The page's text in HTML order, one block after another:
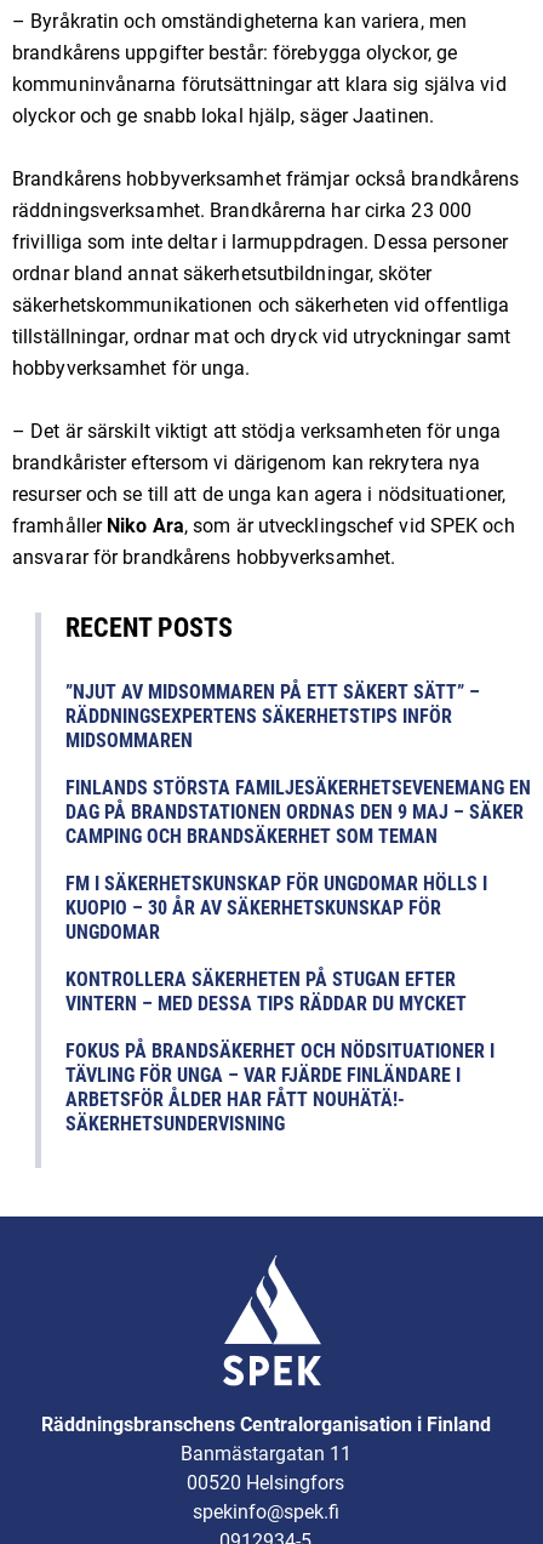
– Byråkratin och omständigheterna kan variera, men
brandkårens uppgifter består: förebygga olyckor, ge
kommuninvånarna förutsättningar att klara sig själva vid
olyckor och ge snabb lokal hjälp, säger Jaatinen.
Brandkårens hobbyverksamhet främjar också brandkårens
räddningsverksamhet. Brandkårerna har cirka 23 000
frivilliga som inte deltar i larmuppdragen. Dessa personer
ordnar bland annat säkerhetsutbildningar, sköter
säkerhetskommunikationen och säkerheten vid offentliga
tillställningar, ordnar mat och dryck vid utryckningar samt
hobbyverksamhet för unga.
– Det är särskilt viktigt att stödja verksamheten för unga
brandkårister eftersom vi därigenom kan rekrytera nya
resurser och se till att de unga kan agera i nödsituationer,
framhåller Niko Ara, som är utvecklingschef vid SPEK och
ansvarar för brandkårens hobbyverksamhet.
RECENT POSTS
”NJUT AV MIDSOMMAREN PÅ ETT SÄKERT SÄTT” –
RÄDDNINGSEXPERTENS SÄKERHETSTIPS INFÖR
MIDSOMMAREN
FINLANDS STÖRSTA FAMILJESÄKERHETSEVENEMANG EN
DAG PÅ BRANDSTATIONEN ORDNAS DEN 9 MAJ – SÄKER
CAMPING OCH BRANDSÄKERHET SOM TEMAN
FM I SÄKERHETSKUNSKAP FÖR UNGDOMAR HÖLLS I
KUOPIO – 30 ÅR AV SÄKERHETSKUNSKAP FÖR
UNGDOMAR
KONTROLLERA SÄKERHETEN PÅ STUGAN EFTER
VINTERN – MED DESSA TIPS RÄDDAR DU MYCKET
FOKUS PÅ BRANDSÄKERHET OCH NÖDSITUATIONER I
TÄVLING FÖR UNGA – VAR FJÄRDE FINLÄNDARE I
ARBETSFÖR ÅLDER HAR FÅTT NOUHÄTÄ!-
SÄKERHETSUNDERVISNING
Räddningsbranschens Centralorganisation i Finland
Banmästargatan 11
00520 Helsingfors
spekinfo@spek.fi